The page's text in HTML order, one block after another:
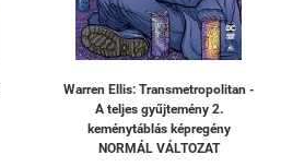
Warren Ellis: Transmetropolitan -
A teljes gyűjtemény 2.
keménytáblás képregény
NORMÁL VÁLTOZAT